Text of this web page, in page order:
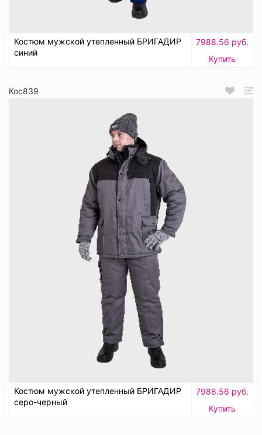
Костюм мужской утепленный БРИГАДИР
синий
7988.56 руб.
Купить
Кос839
Костюм мужской утепленный БРИГАДИР
серо-черный
7988.56 руб.
Купить